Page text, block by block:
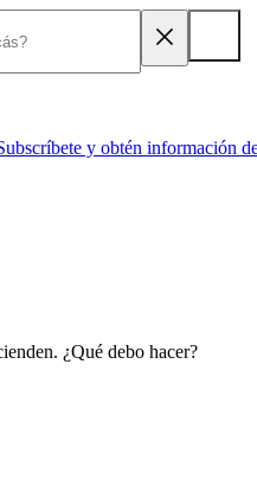
y obtén información
¿Qué debo hacer?